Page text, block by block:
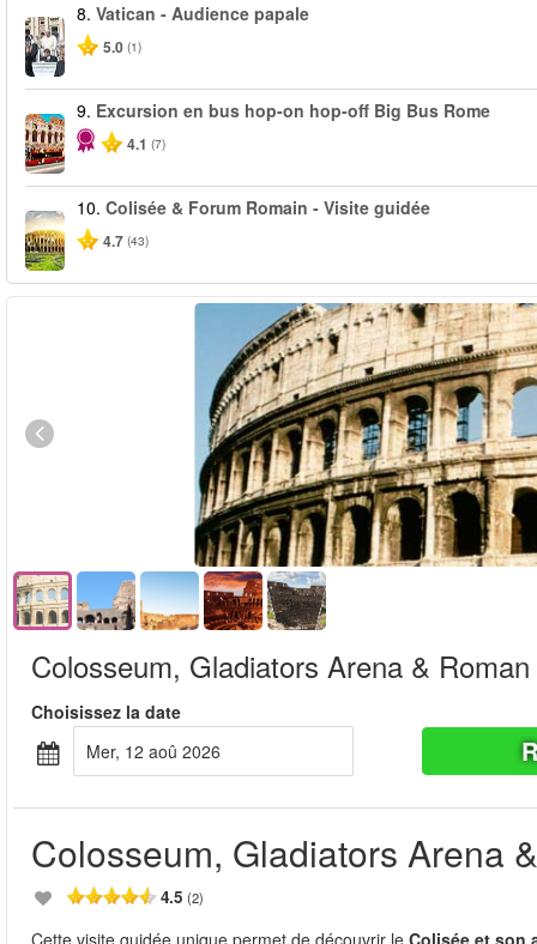
8. Vatican - Audience papale
5.0 (1)
9. Excursion en bus hop-on hop-off Big Bus Rome
4.1 (7)
10. Colisée & Forum Romain - Visite guidée
4.7 (43)
Colosseum, Gladiators Arena &
Choisissez la date
mer, 12 aoû 2026
Colosseum, Gladiators Arena
4.5 (2)
Cette visite guidée unique permet de découvrir le Colisée et son